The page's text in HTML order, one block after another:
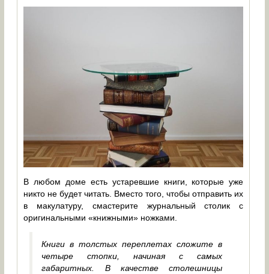
В любом доме есть устаревшие книги, которые уже
никто не будет читать. Вместо того, чтобы отправить их
в макулатуру, смастерите журнальный столик с
оригинальными «книжными» ножками.
Книги в толстых переплетах сложите в
четыре стопки, начиная с самых
габаритных. В качестве столешницы